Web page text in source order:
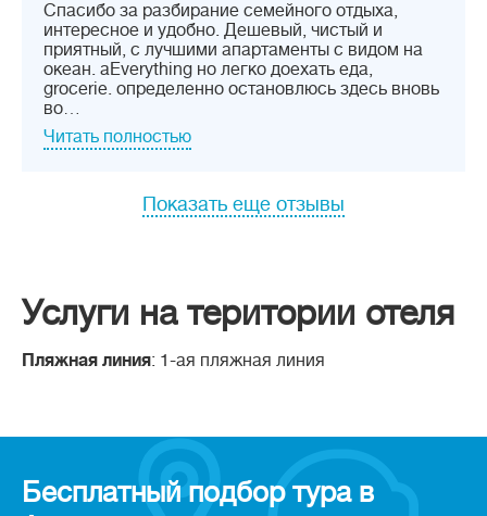
Спасибо за разбирание семейного отдыха,
интересное и удобно. Дешевый, чистый и
приятный, с лучшими апартаменты с видом на
океан. aEverything но легко доехать еда,
grocerie. определенно остановлюсь здесь вновь
во…
Читать полностью
Показать еще отзывы
Услуги на територии отеля
Пляжная линия: 1-ая пляжная линия
Бесплатный подбор тура в